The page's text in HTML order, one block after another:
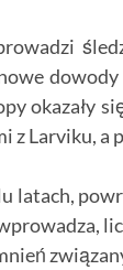
okazały
Larviku, a
latach,